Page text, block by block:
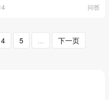
问答
4 5 ... 下一页